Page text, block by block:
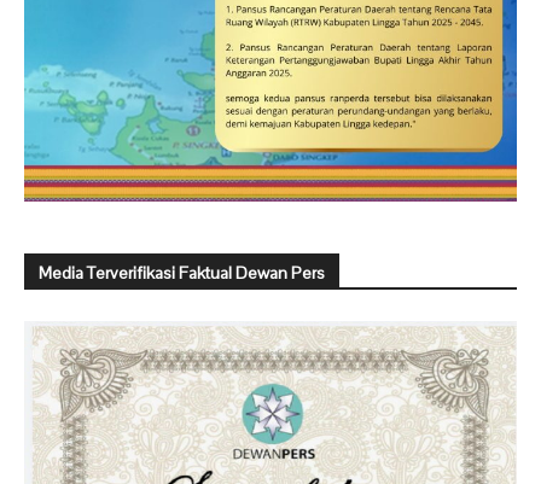
Media Terverifikasi Faktual Dewan Pers